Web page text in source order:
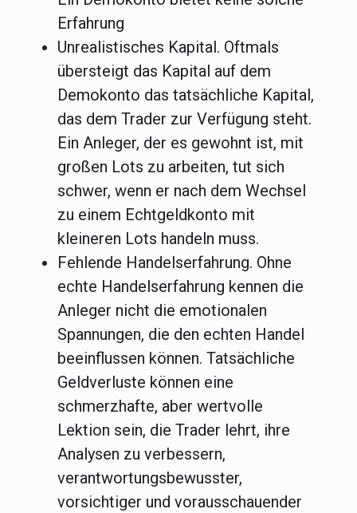
Erfahrung
Unrealistisches Kapital. Oftmals
übersteigt das Kapital auf dem
Demokonto das tatsächliche Kapital,
das dem Trader zur Verfügung steht.
Ein Anleger, der es gewohnt ist, mit
großen Lots zu arbeiten, tut sich
schwer, wenn er nach dem Wechsel
zu einem Echtgeldkonto mit
kleineren Lots handeln muss.
Fehlende Handelserfahrung. Ohne
echte Handelserfahrung kennen die
Anleger nicht die emotionalen
Spannungen, die den echten Handel
beeinflussen können. Tatsächliche
Geldverluste können eine
schmerzhafte, aber wertvolle
Lektion sein, die Trader lehrt, ihre
Analysen zu verbessern,
verantwortungsbewusster,
vorsichtiger und vorausschauender